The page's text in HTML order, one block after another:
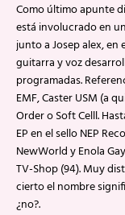
Como último apunte
está involucrado en
junto a Josep alex,
guitarra y voz
programadas.
EMF, Caster USM (a
Order o Soft Celll.
EP en el sello NEP
NewWorld y Enola
TV-Shop (94). Muy
cierto el nombre
¿no?.